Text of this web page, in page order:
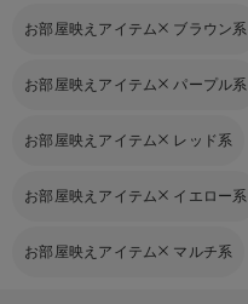
お部屋映えアイテム ブラウン系
お部屋映えアイテム パープル系
お部屋映えアイテム レッド系
お部屋映えアイテム イエロー系
お部屋映えアイテム マルチ系